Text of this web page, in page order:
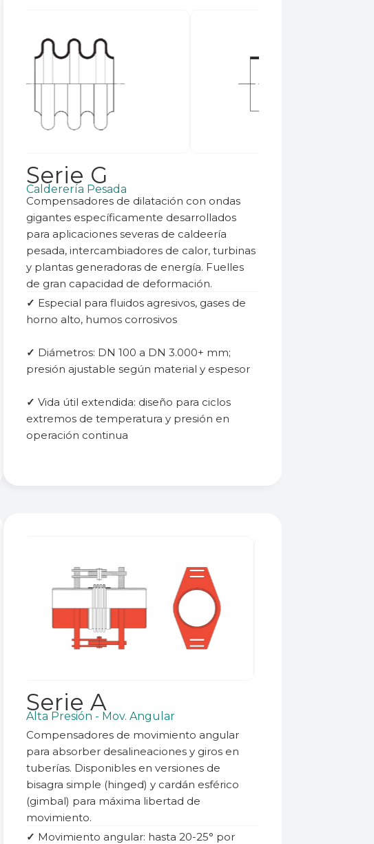
Serie G
Calderería Pesada
Compensadores de dilatación con ondas
gigantes específicamente desarrollados
para aplicaciones severas de caldeería
pesada, intercambiadores de calor, turbinas
y plantas generadoras de energía. Fuelles
de gran capacidad de deformación.
✓ Especial para fluidos agresivos, gases de
horno alto, humos corrosivos
✓ Diámetros: DN 100 a DN 3.000+ mm;
presión ajustable según material y espesor
✓ Vida útil extendida: diseño para ciclos
extremos de temperatura y presión en
operación continua
Serie A
Alta Presión - Mov. Angular
Compensadores de movimiento angular
para absorber desalineaciones y giros en
tuberías. Disponibles en versiones de
bisagra simple (hinged) y cardán esférico
(gimbal) para máxima libertad de
movimiento.
✓ Movimiento angular: hasta 20-25° por